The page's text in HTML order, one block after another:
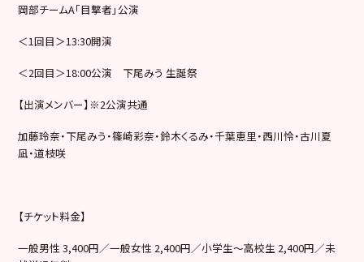
岡部チームA「目撃者」公演
＜1回目＞13:30開演
＜2回目＞18:00公演 下尾みう 生誕祭
【出演メンバー】※2公演共通
加藤玲奈・下尾みう・篠崎彩奈・鈴木くるみ・千葉恵里・西川怜・古川夏
凪・道枝咲
【チケット料金】
一般男性 3,400円／一般女性 2,400円／小学生～高校生 2,400円／未